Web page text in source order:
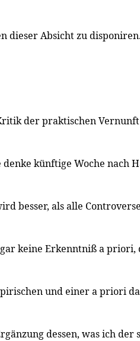
dieser Absicht zu
der praktischen
künftige Woche nach
besser, als alle
keine Erkenntniß a priori,
und einer a priori
dessen, was ich